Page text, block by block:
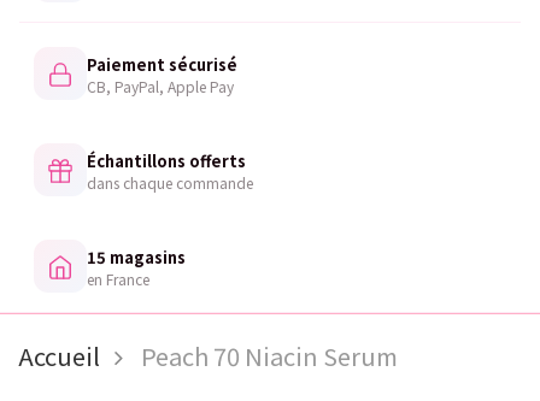
Paiement sécurisé
CB, PayPal, Apple Pay
Échantillons offerts
dans chaque commande
15 magasins
en France
Accueil Peach 70 Niacin Serum